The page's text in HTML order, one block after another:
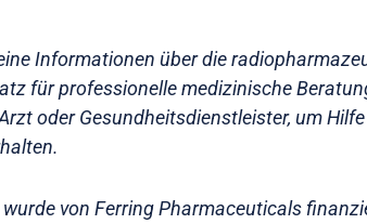
Informationen über die
für professionelle medizinische
oder Gesundheitsdienstleister, um
von Ferring Pharmaceuticals